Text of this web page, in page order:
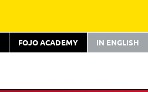
FOJO ACADEMY IN ENGLISH